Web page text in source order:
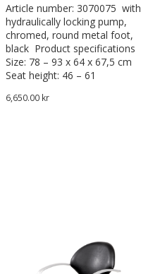
Article number: 3070075 with
hydraulically locking pump,
chromed, round metal foot,
black Product specifications
Size: 78 – 93 x 64 x 67,5 cm
Seat height: 46 – 61
6,650.00 kr